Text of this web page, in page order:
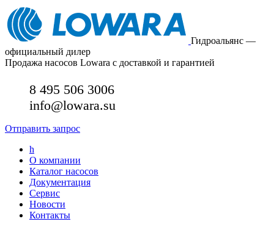
Гидроальянс —
официальный дилер
Продажа насосов Lowara с доставкой и гарантией
8 495 506 3006
info@lowara.su
Отправить запрос
h
О компании
Каталог насосов
Документация
Сервис
Новости
Контакты